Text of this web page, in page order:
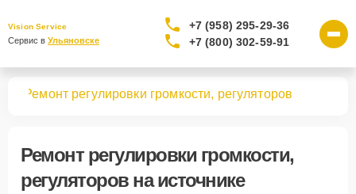
Vision Service
Сервис в Ульяновске
+7 (958) 295-29-36
+7 (800) 302-59-91
Ремонт регулировки громкости, регуляторов
Ремонт регулировки громкости,
регуляторовна источнике